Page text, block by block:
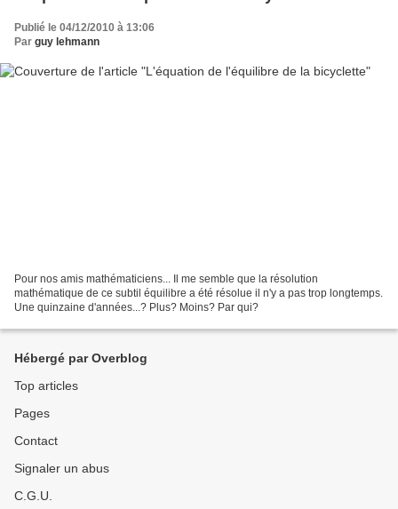
Publié le 04/12/2010 à 13:06
Par guy lehmann
Pour nos amis mathématiciens... Il me semble que la résolution
mathématique de ce subtil équilibre a été résolue il n'y a pas trop longtemps.
Une quinzaine d'années...? Plus? Moins? Par qui?
Hébergé par Overblog
Top articles
Pages
Contact
Signaler un abus
C.G.U.